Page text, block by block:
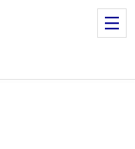
de production